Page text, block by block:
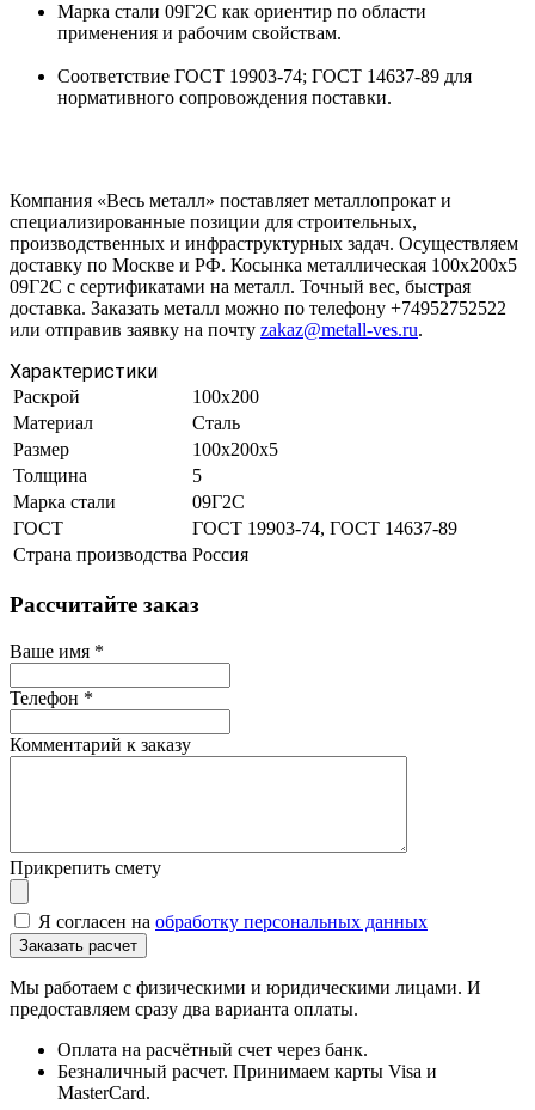
Марка стали 09Г2С как ориентир по области
применения и рабочим свойствам.
Соответствие ГОСТ 19903-74; ГОСТ 14637-89 для
нормативного сопровождения поставки.
Компания «Весь металл» поставляет металлопрокат и
специализированные позиции для строительных,
производственных и инфраструктурных задач. Осуществляем
доставку по Москве и РФ. Косынка металлическая 100х200х5
09Г2С с сертификатами на металл. Точный вес, быстрая
доставка. Заказать металл можно по телефону +74952752522
или отправив заявку на почту zakaz@metall-ves.ru.
Характеристики
Раскрой
100х200
Материал
Сталь
Размер
100х200х5
Толщина
5
Марка стали
09Г2С
ГОСТ
ГОСТ 19903-74, ГОСТ 14637-89
Страна производства Россия
Рассчитайте заказ
Ваше имя *
Телефон *
Комментарий к заказу
Прикрепить смету
Я согласен на обработку персональных данных
Мы работаем с физическими и юридическими лицами. И
предоставляем сразу два варианта оплаты.
Оплата на расчётный счет через банк.
Безналичный расчет. Принимаем карты Visa и
MasterCard.